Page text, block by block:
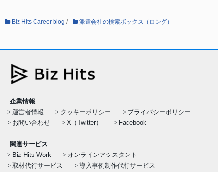
Biz Hits Career blog / 派遣会社の検索ボックス（ロング）
企業情報
運営者情報
クッキーポリシー
プライバシーポリシー
お問い合わせ
X（Twitter） Facebook
関連サービス
Biz Hits Work
オンラインアシスタント
取材代行サービス
導入事例制作代行サービス